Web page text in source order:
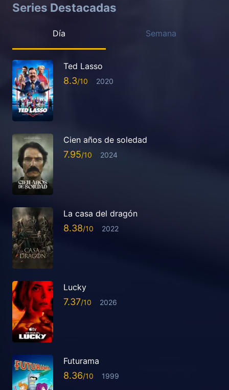
Series Destacadas
Día Semana
Ted Lasso
8.3 2020
Cien años de soledad
7.95 2024
La casa del dragón
8.38 2022
Lucky
7.37 2026
Futurama
8.36 1999